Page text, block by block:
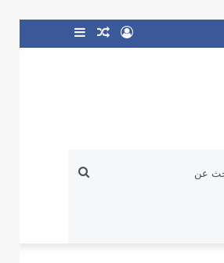
إضافةمقالتسجيل
بحث